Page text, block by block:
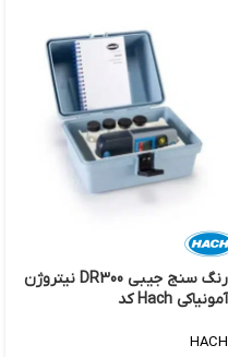
رنگ سنج جیبی DR300 نیتروژن
آمونیاکی Hach کد
HACH